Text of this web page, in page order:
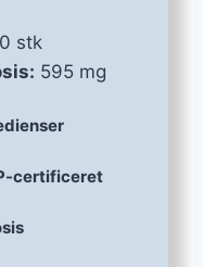
stk
595 mg
certificeret